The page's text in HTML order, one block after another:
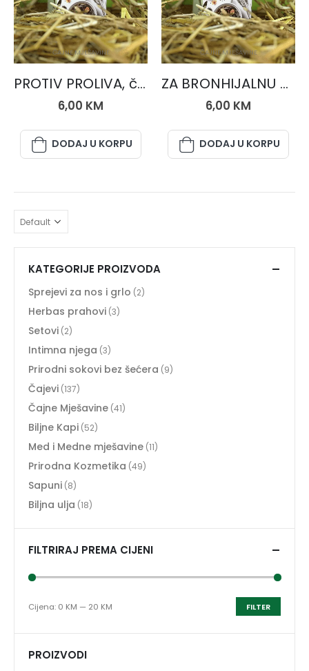
ČAJNE MJEŠAVINE
PROTIV PROLIVA, čaj 50 gr.
6,00 KM
DODAJ U KORPU
ČAJNE MJEŠAVINE
ZA BRONHIJALNU ASTMU, čaj 50 gr.,
6,00 KM
DODAJ U KORPU
KATEGORIJE PROIZVODA
Sprejevi za nos i grlo (2)
Herbas prahovi (3)
Setovi (2)
Intimna njega (3)
Prirodni sokovi bez šećera (9)
Čajevi (137)
Čajne Mješavine (41)
Biljne Kapi (52)
Med i Medne mješavine (11)
Prirodna Kozmetika (49)
Sapuni (8)
Biljna ulja (18)
FILTRIRAJ PREMA CIJENI
FILTER
Cijena: 0 KM — 20 KM
PROIZVODI